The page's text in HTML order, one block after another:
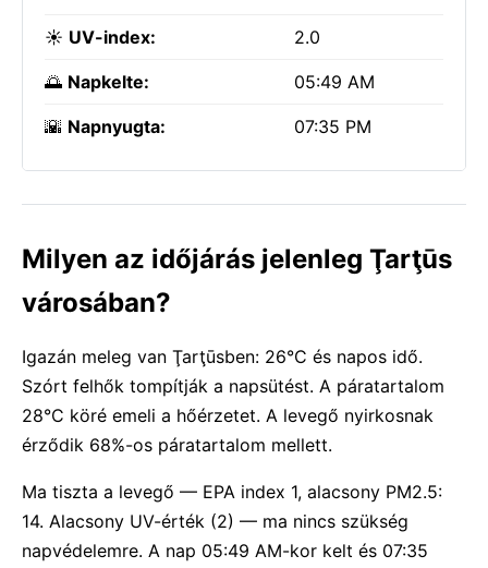
☀️ UV-index: 2.0
🌅 Napkelte: 05:49 AM
🌇 Napnyugta: 07:35 PM
Milyen az időjárás jelenleg Ţarţūs
városában?
Igazán meleg van Ţarţūsben: 26°C és napos idő.
Szórt felhők tompítják a napsütést. A páratartalom
28°C köré emeli a hőérzetet. A levegő nyirkosnak
érződik 68%-os páratartalom mellett.
Ma tiszta a levegő — EPA index 1, alacsony PM2.5:
14. Alacsony UV-érték (2) — ma nincs szükség
napvédelemre. A nap 05:49 AM-kor kelt és 07:35